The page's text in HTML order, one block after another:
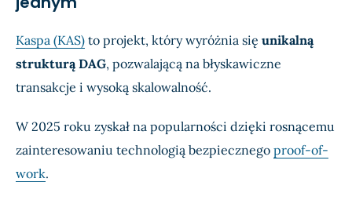
Kaspa (KAS) to projekt, który wyróżnia się unikalną
strukturą DAG, pozwalającą na błyskawiczne
transakcje i wysoką skalowalność.
W 2025 roku zyskał na popularności dzięki rosnącemu
zainteresowaniu technologią bezpiecznego proof-of-
work.